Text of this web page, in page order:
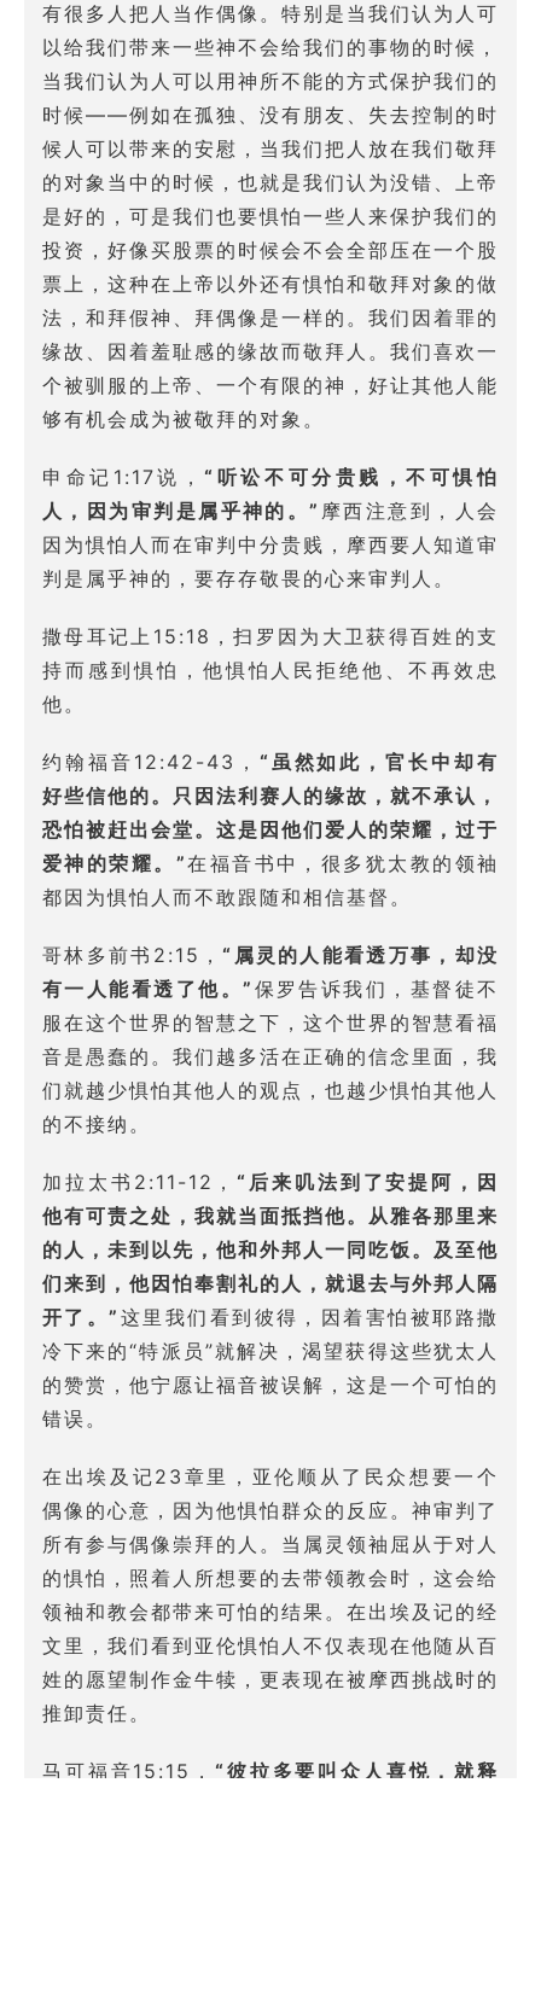
有很多人把人当作偶像。特别是当我们认为人可
以给我们带来一些神不会给我们的事物的时候，
当我们认为人可以用神所不能的方式保护我们的
时候——例如在孤独、没有朋友、失去控制的时
候人可以带来的安慰，当我们把人放在我们敬拜
的对象当中的时候，也就是我们认为没错、上帝
是好的，可是我们也要惧怕一些人来保护我们的
投资，好像买股票的时候会不会全部压在一个股
票上，这种在上帝以外还有惧怕和敬拜对象的做
法，和拜假神、拜偶像是一样的。我们因着罪的
缘故、因着羞耻感的缘故而敬拜人。我们喜欢一
个被驯服的上帝、一个有限的神，好让其他人能
够有机会成为被敬拜的对象。
申命记1:17说， “听讼不可分贵贱，不可惧怕
人，因为审判是属乎神的。” 摩西注意到，人会
因为惧怕人而在审判中分贵贱，摩西要人知道审
判是属乎神的，要存存敬畏的心来审判人。
撒母耳记上15:18，扫罗因为大卫获得百姓的支
持而感到惧怕，他惧怕人民拒绝他、不再效忠
他。
约翰福音12:42-43， “虽然如此，官长中却有
好些信他的。只因法利赛人的缘故，就不承认，
恐怕被赶出会堂。这是因他们爱人的荣耀，过于
爱神的荣耀。”在福音书中，很多犹太教的领袖
都因为惧怕人而不敢跟随和相信基督。
哥林多前书2:15， “属灵的人能看透万事，却没
有一人能看透了他。” 保罗告诉我们，基督徒不
服在这个世界的智慧之下，这个世界的智慧看福
音是愚蠢的。我们越多活在正确的信念里面，我
们就越少惧怕其他人的观点，也越少惧怕其他人
的不接纳。
加拉太书2:11-12， “后来叽法到了安提阿，因
他有可责之处，我就当面抵挡他。从雅各那里来
的人，未到以先，他和外邦人一同吃饭。及至他
们来到，他因怕奉割礼的人，就退去与外邦人隔
开了。” 这里我们看到彼得，因着害怕被耶路撒
冷下来的“特派员”就解决，渴望获得这些犹太人
的赞赏，他宁愿让福音被误解，这是一个可怕的
错误。
在出埃及记23章里，亚伦顺从了民众想要一个
偶像的心意，因为他惧怕群众的反应。神审判了
所有参与偶像崇拜的人。当属灵领袖屈从于对人
的惧怕，照着人所想要的去带领教会时，这会给
领袖和教会都带来可怕的结果。在出埃及记的经
文里，我们看到亚伦惧怕人不仅表现在他随从百
姓的愿望制作金牛犊，更表现在被摩西挑战时的
推卸责任。
马可福音15:15， “彼拉多要叫众人喜悦，就释